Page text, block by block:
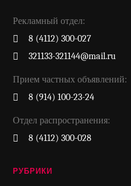
Рекламный отдел:
8 (4112) 300-027
321133-321144@mail.ru
Прием частных объявлений:
8 (914) 100-23-24
Отдел распространения:
8 (4112) 300-028
РУБРИКИ